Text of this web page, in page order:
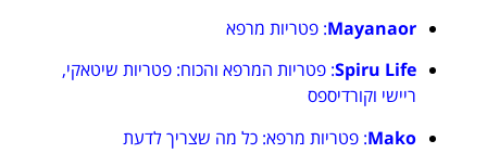
Mayanaor: פטריות מרפא
Spiru Life: פטריות המרפא והכוח: פטריות שיטאקי,
ריישי וקורדיספס
Mako: פטריות מרפא: כל מה שצריך לדעת